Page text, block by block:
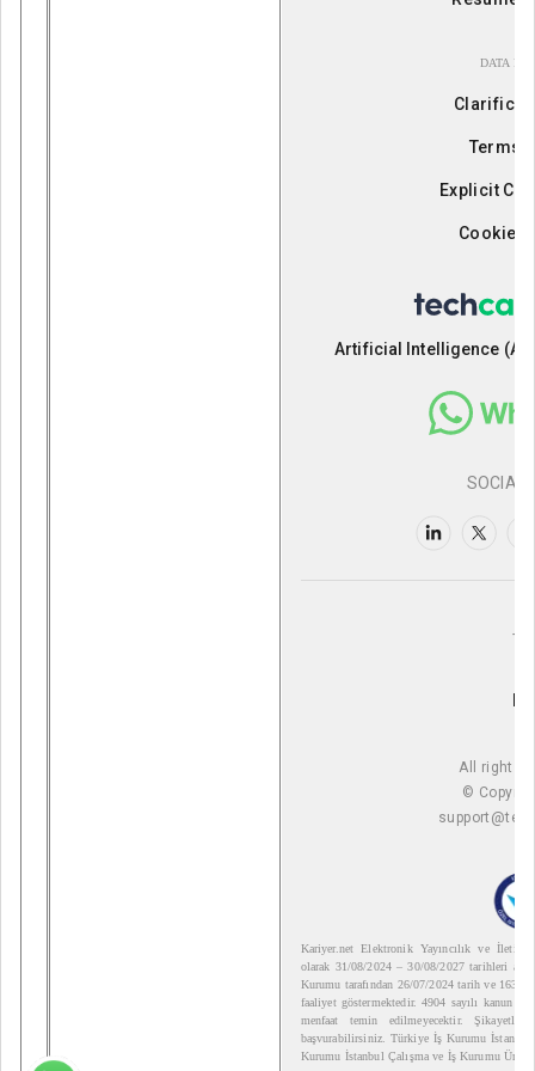
DATA
Terms
Explicit
Cookie
Artificial Intelligence (AI)
SOCIAL
TR
All rights
©
Kariyer.net Elektronik Yayıncılık ve
olarak 31/08/2024 – 30/08/2027 tarihleri
Kurumu tarafından 26/07/2024 tarih ve
faaliyet göstermektedir. 4904 sayılı kanun
menfaat temin edilmeyecektir.
başvurabilirsiniz. Türkiye İş Kurumu
Kurumu İstanbul Çalışma ve İş Kurumu